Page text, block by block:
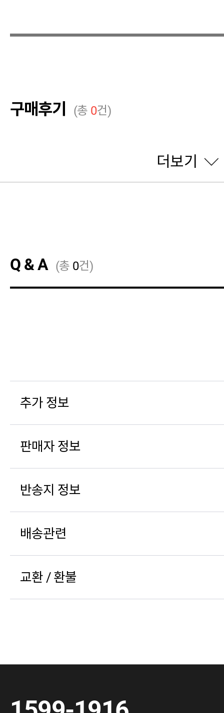
구매후기 (총 0건)
더보기
Q & A (총 0건)
추가 정보
판매자 정보
반송지 정보
배송관련
교환 / 환불